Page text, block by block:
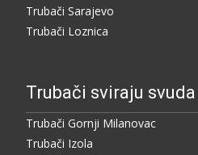
Trubači Sarajevo
Trubači Loznica
Trubači sviraju svuda
Trubači Gornji Milanovac
Trubači Izola